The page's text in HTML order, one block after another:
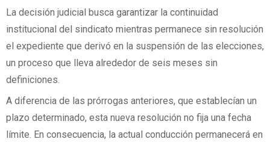
La decisión judicial busca garantizar la continuidad
institucional del sindicato mientras permanece sin resolución
el expediente que derivó en la suspensión de las elecciones,
un proceso que lleva alrededor de seis meses sin
definiciones.
A diferencia de las prórrogas anteriores, que establecían un
plazo determinado, esta nueva resolución no fija una fecha
límite. En consecuencia, la actual conducción permanecerá en